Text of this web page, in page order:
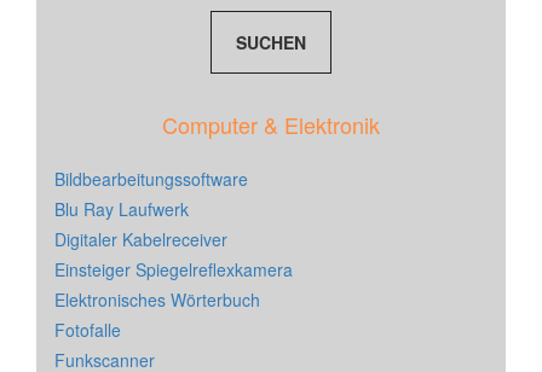
Computer & Elektronik
Bildbearbeitungssoftware
Blu Ray Laufwerk
Digitaler Kabelreceiver
Einsteiger Spiegelreflexkamera
Elektronisches Wörterbuch
Fotofalle
Funkscanner